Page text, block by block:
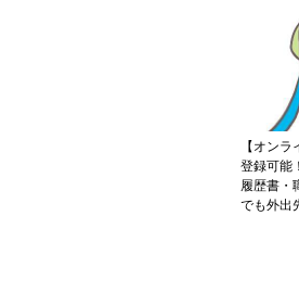
【オン
登録可能！
履歴書・
でも外出